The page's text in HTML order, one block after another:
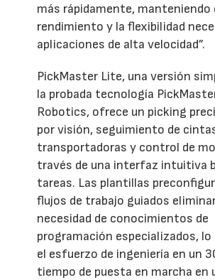
más rápidamente, manteniendo
rendimiento y la flexibilidad
aplicaciones de alta velocidad”.
PickMaster Lite, una versión
la probada tecnología
Robotics, ofrece un picking
por visión, seguimiento de
transportadoras y control de
través de una interfaz intuitiva
tareas. Las plantillas
flujos de trabajo guiados
necesidad de conocimientos de
programación especializados, lo
el esfuerzo de ingeniería en un
tiempo de puesta en marcha en